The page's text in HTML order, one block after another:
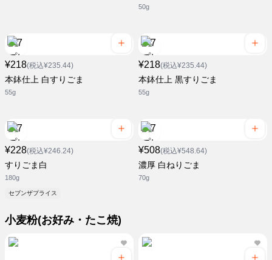
50g
¥218(税込¥235.44)
本鉢仕上 白すりごま
55g
¥218(税込¥235.44)
本鉢仕上 黒すりごま
55g
¥228(税込¥246.24)
すりごま白
180g
セブンザプライス
¥508(税込¥548.64)
濃厚 白ねりごま
70g
小麦粉(お好み・たこ焼)